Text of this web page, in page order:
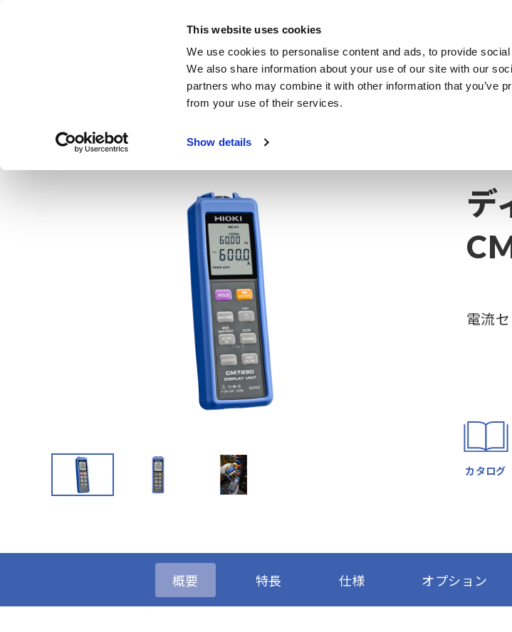
This website uses cookies
We use cookies to personalise content and ads, to provide
We also share information about your use of our site with our
partners who may combine it with other information that you’ve
from your use of their services.
Show details
製品・サービス
製品 業種・ソリュ
デ
電流
カタログ
概要 特長 仕様 オプション